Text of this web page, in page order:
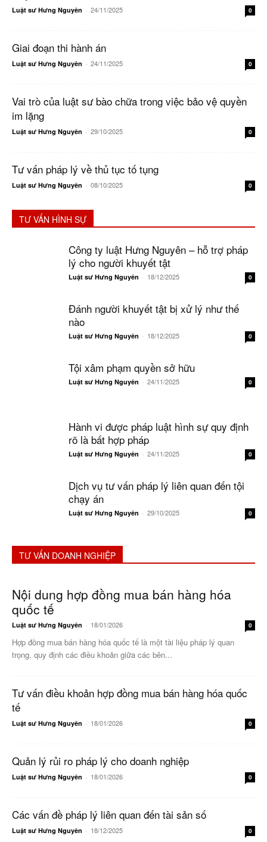
Luật sư Hưng Nguyên - 24/11/2025 0
Giai đoạn thi hành án
Luật sư Hưng Nguyên - 24/11/2025 0
Vai trò của luật sư bào chữa trong việc bảo vệ quyền
im lặng
Luật sư Hưng Nguyên - 29/10/2025 0
Tư vấn pháp lý về thủ tục tố tụng
Luật sư Hưng Nguyên - 08/10/2025 0
TƯ VẤN HÌNH SỰ
Công ty luật Hưng Nguyên – hỗ trợ pháp
lý cho người khuyết tật
Luật sư Hưng Nguyên - 18/12/2025 0
Đánh người khuyết tật bị xử lý như thế
nào
Luật sư Hưng Nguyên - 18/12/2025 0
Tội xâm phạm quyền sở hữu
Luật sư Hưng Nguyên - 24/11/2025 0
Hành vi được pháp luật hình sự quy định
rõ là bất hợp pháp
Luật sư Hưng Nguyên - 24/11/2025 0
Dịch vụ tư vấn pháp lý liên quan đến tội
chạy án
Luật sư Hưng Nguyên - 29/10/2025 0
TƯ VẤN DOANH NGHIỆP
Nội dung hợp đồng mua bán hàng hóa
quốc tế
Luật sư Hưng Nguyên - 18/01/2026 0
Hợp đồng mua bán hàng hóa quốc tế là một tài liệu pháp lý quan
trọng, quy định các điều khoản giữa các bên...
Tư vấn điều khoản hợp đồng mua bán hàng hóa quốc
tế
Luật sư Hưng Nguyên - 18/01/2026 0
Quản lý rủi ro pháp lý cho doanh nghiệp
Luật sư Hưng Nguyên - 18/01/2026 0
Các vấn đề pháp lý liên quan đến tài sản số
Luật sư Hưng Nguyên - 18/12/2025 0